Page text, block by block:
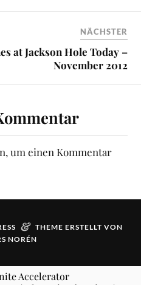
NÄCHSTER
at Jackson Hole Today –
November 2012
um einen Kommentar
& THEME ERSTELLT VON
NORÉN
Accelerator